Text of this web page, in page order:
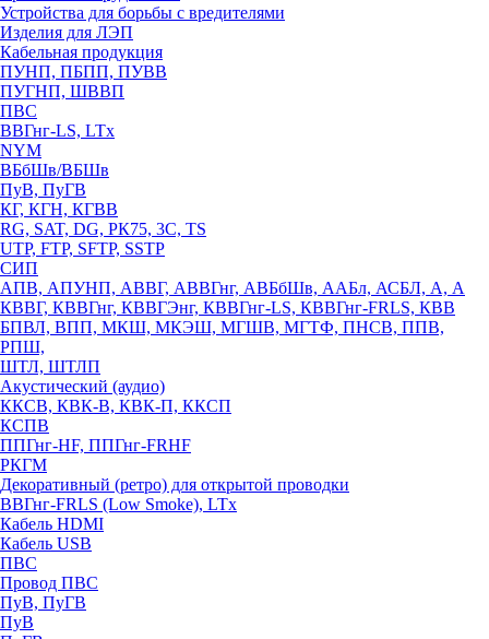
Устройства для борьбы с вредителями
Изделия для ЛЭП
Кабельная продукция
ПУНП, ПБПП, ПУВВ
ПУГНП, ШВВП
ПВС
ВВГнг-LS, LTx
NYM
ВБбШв/ВБШв
ПуВ, ПуГВ
КГ, КГН, КГВВ
RG, SAT, DG, РК75, 3С, TS
UTP, FTP, SFTP, SSTP
СИП
АПВ, АПУНП, АВВГ, АВВГнг, АВБбШв, ААБл, АСБЛ, А, А
КВВГ, КВВГнг, КВВГЭнг, КВВГнг-LS, КВВГнг-FRLS, КВВ
БПВЛ, ВПП, МКШ, МКЭШ, МГШВ, МГТФ, ПНСВ, ППВ,
РПШ,
ШТЛ, ШТЛП
Акустический (аудио)
ККСВ, КВК-В, КВК-П, ККСП
КСПВ
ППГнг-HF, ППГнг-FRHF
РКГМ
Декоративный (ретро) для открытой проводки
ВВГнг-FRLS (Low Smoke), LTx
Кабель HDMI
Кабель USB
ПВС
Провод ПВС
ПуВ, ПуГВ
ПуВ